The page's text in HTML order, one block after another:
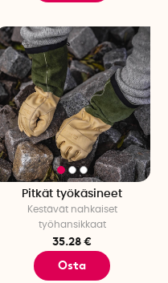
Pitkät työkäsineet
Kestävät nahkaiset
työhansikkaat
35.28 €
Osta